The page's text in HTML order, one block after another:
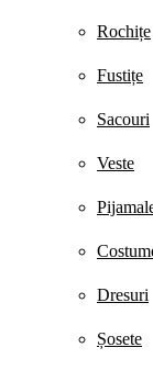
Rochițe
Fustițe
Sacouri
Veste
Dresuri
Șosete